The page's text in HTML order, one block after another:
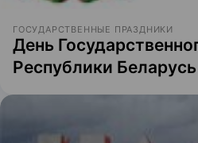
ГОСУДАРСТВЕННЫЕ ПРАЗДНИКИ
День
Республики Беларусь